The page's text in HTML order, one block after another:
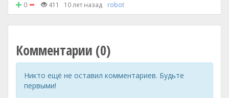
0 411 10 лет назад robot
Комментарии (0)
Никто ещё не оставил комментариев. Будьте
первыми!